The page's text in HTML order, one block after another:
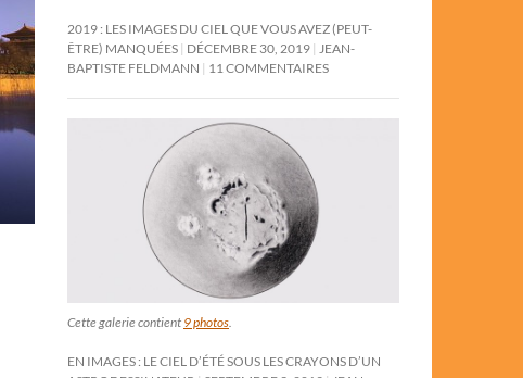
2019 : LES IMAGES DU CIEL QUE VOUS AVEZ (PEUT-
ÊTRE) MANQUÉES DÉCEMBRE 30, 2019 JEAN-
BAPTISTE FELDMANN
11 COMMENTAIRES
Cette galerie contient 9 photos
EN IMAGES : LE CIEL D’ÉTÉ SOUS LES CRAYONS D’UN